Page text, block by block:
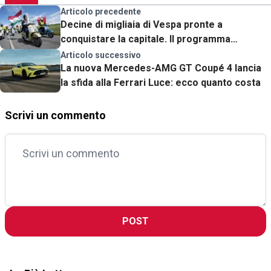
Articolo precedente
Decine di migliaia di Vespa pronte a
conquistare la capitale. Il programma
completo di Vespa Roma 2026
Articolo successivo
La nuova Mercedes-AMG GT Coupé 4 lancia
la sfida alla Ferrari Luce: ecco quanto costa
Scrivi un commento
POST